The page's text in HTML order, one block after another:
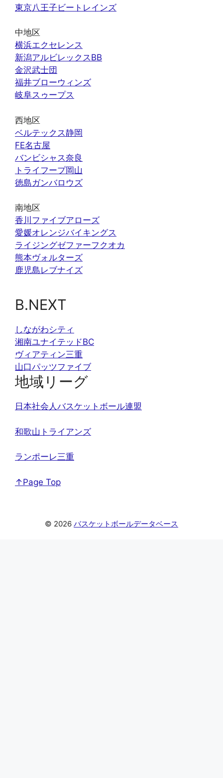
東京八王子ビートレインズ
中地区
横浜エクセレンス
新潟アルビレックスBB
金沢武士団
福井ブローウィンズ
岐阜スゥープス
西地区
ベルテックス静岡
FE名古屋
バンビシャス奈良
トライフープ岡山
徳島ガンバロウズ
南地区
香川ファイブアローズ
愛媛オレンジバイキングス
ライジングゼファーフクオカ
熊本ヴォルターズ
鹿児島レブナイズ
B.NEXT
しながわシティ
湘南ユナイテッドBC
ヴィアティン三重
山口パッツファイブ
地域リーグ
日本社会人バスケットボール連盟
和歌山トライアンズ
ランポーレ三重
↑Page Top
© 2026 バスケットボールデータベース